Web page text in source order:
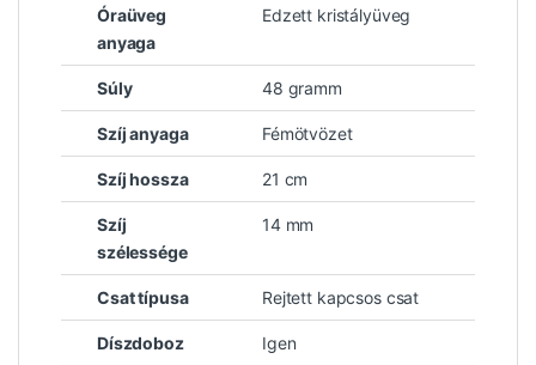
Óraüveg
anyaga
Edzett kristályüveg
Súly 48 gramm
Szíj anyaga Fémötvözet
Szíj hossza 21 cm
Szíj
szélessége
14 mm
Csat típusa Rejtett kapcsos csat
Díszdoboz Igen